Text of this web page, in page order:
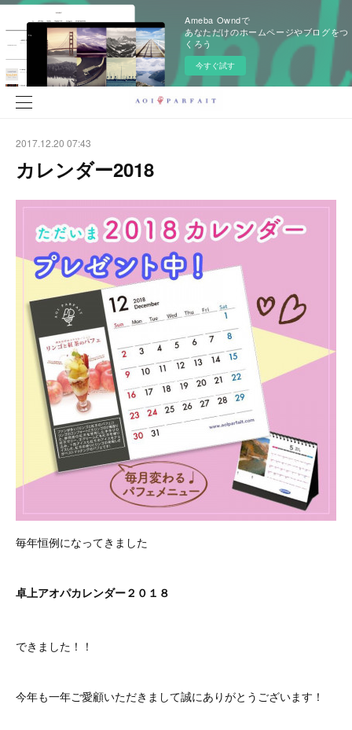
Ameba Owndで
あなただけのホームページやブログをつ
くろう
今すぐ試す
2017.12.20 07:43
カレンダー2018
毎年恒例になってきました
卓上アオパカレンダー２０１８
できました！！
今年も一年ご愛顧いただきまして誠にありがとうございます！